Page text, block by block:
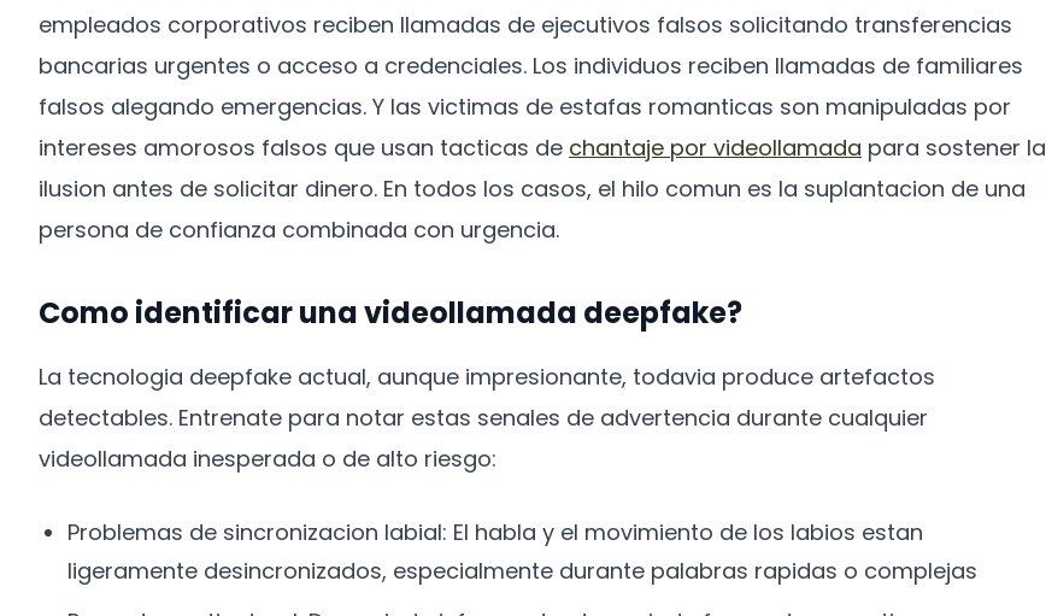
empleados corporativos reciben llamadas de ejecutivos falsos solicitando transferencias
bancarias urgentes o acceso a credenciales. Los individuos reciben llamadas de familiares
falsos alegando emergencias. Y las victimas de estafas romanticas son manipuladas por
intereses amorosos falsos que usan tacticas de chantaje por videollamada para sostener la
ilusion antes de solicitar dinero. En todos los casos, el hilo comun es la suplantacion de una
persona de confianza combinada con urgencia.
Como identificar una videollamada deepfake?
La tecnologia deepfake actual, aunque impresionante, todavia produce artefactos
detectables. Entrenate para notar estas senales de advertencia durante cualquier
videollamada inesperada o de alto riesgo:
Problemas de sincronizacion labial: El habla y el movimiento de los labios estan
ligeramente desincronizados, especialmente durante palabras rapidas o complejas